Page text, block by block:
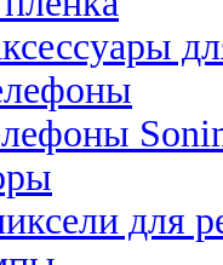
для